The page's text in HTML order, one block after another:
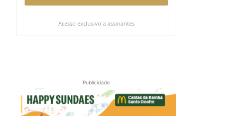
Acesso exclusivo a assinantes
Publicidade